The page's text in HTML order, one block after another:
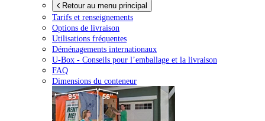
Retour au menu principal
Tarifs et renseignements
Options de livraison
Utilisations fréquentes
Déménagements internationaux
U-Box - Conseils pour l’emballage et la livraison
FAQ
Dimensions du conteneur